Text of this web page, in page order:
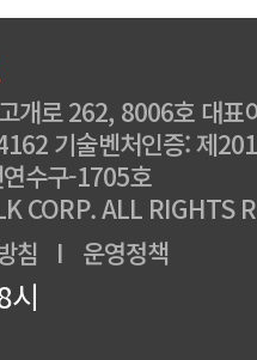
개로 262, 8006호 대표
기술벤처인증: 제
수구-1705호
CORP. ALL RIGHTS
침 I 운영정책
시